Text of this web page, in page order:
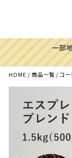
HOME 商品一覧 コー